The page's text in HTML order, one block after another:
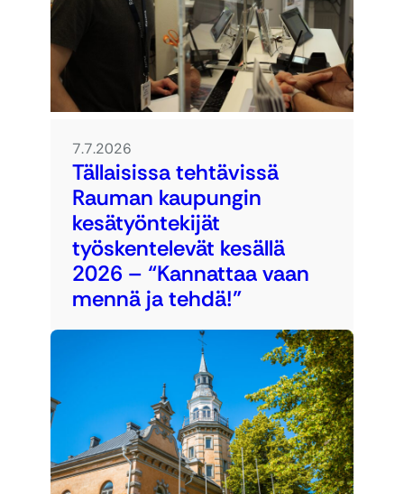
7.7.2026
Tällaisissa tehtävissä
Rauman kaupungin
kesätyöntekijät
työskentelevät kesällä
2026 – “Kannattaa vaan
mennä ja tehdä!”